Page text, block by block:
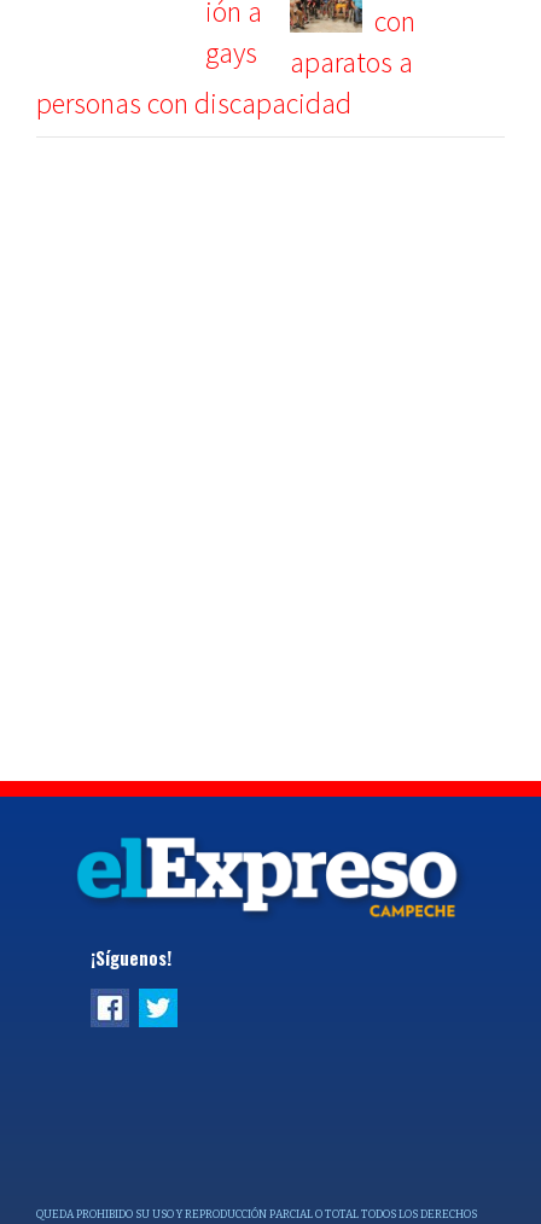
con
aparatos a
personas con discapacidad
¡Síguenos!
QUEDA PROHIBIDO SU USO Y REPRODUCCIÓN PARCIAL O TOTAL TODOS LOS DERECHOS